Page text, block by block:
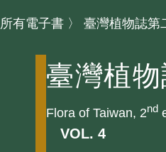
所有電子書 〉 臺灣植物誌第
臺灣植物
Flora of Taiwan, 2nd
VOL. 4